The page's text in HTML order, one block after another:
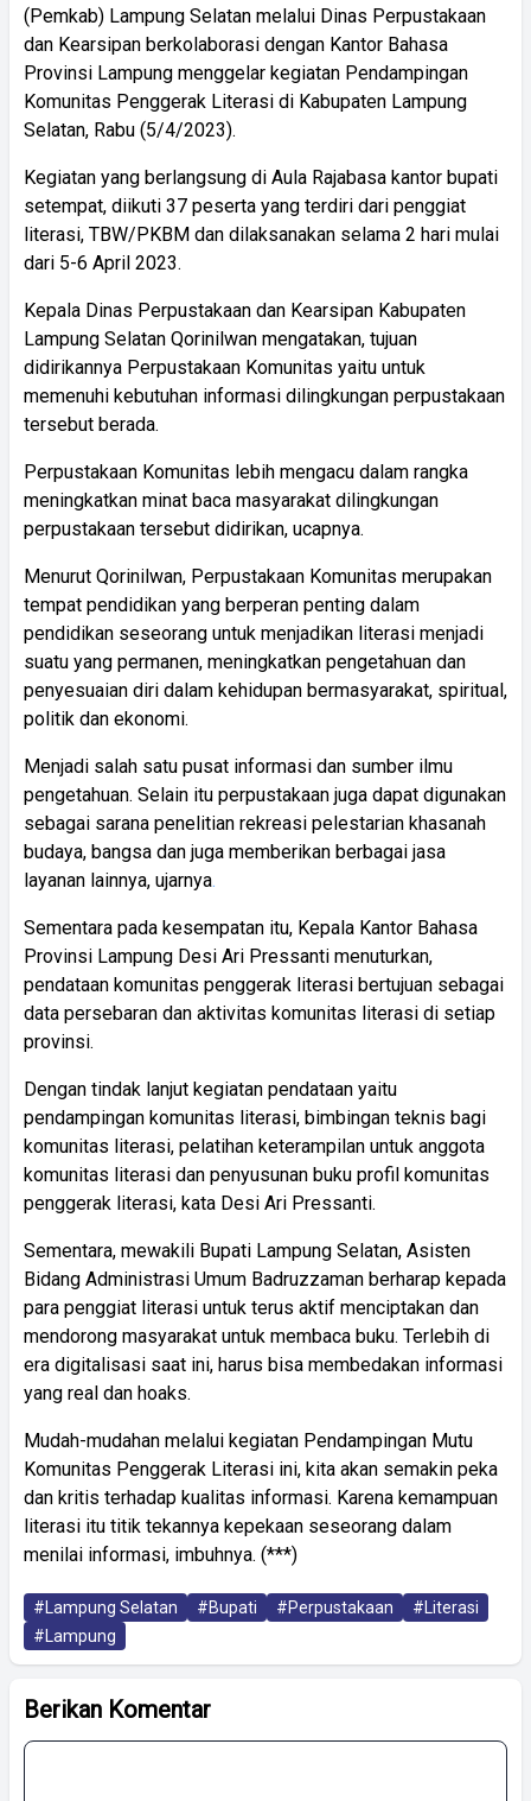
(Pemkab) Lampung Selatan melalui Dinas Perpustakaan
dan Kearsipan berkolaborasi dengan Kantor Bahasa
Provinsi Lampung menggelar kegiatan Pendampingan
Komunitas Penggerak Literasi di Kabupaten Lampung
Selatan, Rabu (5/4/2023).
Kegiatan yang berlangsung di Aula Rajabasa kantor bupati
setempat, diikuti 37 peserta yang terdiri dari penggiat
literasi, TBW/PKBM dan dilaksanakan selama 2 hari mulai
dari 5-6 April 2023.
Kepala Dinas Perpustakaan dan Kearsipan Kabupaten
Lampung Selatan Qorinilwan mengatakan, tujuan
didirikannya Perpustakaan Komunitas yaitu untuk
memenuhi kebutuhan informasi dilingkungan perpustakaan
tersebut berada.
Perpustakaan Komunitas lebih mengacu dalam rangka
meningkatkan minat baca masyarakat dilingkungan
perpustakaan tersebut didirikan, ucapnya.
Menurut Qorinilwan, Perpustakaan Komunitas merupakan
tempat pendidikan yang berperan penting dalam
pendidikan seseorang untuk menjadikan literasi menjadi
suatu yang permanen, meningkatkan pengetahuan dan
penyesuaian diri dalam kehidupan bermasyarakat, spiritual,
politik dan ekonomi.
Menjadi salah satu pusat informasi dan sumber ilmu
pengetahuan. Selain itu perpustakaan juga dapat digunakan
sebagai sarana penelitian rekreasi pelestarian khasanah
budaya, bangsa dan juga memberikan berbagai jasa
layanan lainnya, ujarnya
Sementara pada kesempatan itu, Kepala Kantor Bahasa
Provinsi Lampung Desi Ari Pressanti menuturkan,
pendataan komunitas penggerak literasi bertujuan sebagai
data persebaran dan aktivitas komunitas literasi di setiap
provinsi.
Dengan tindak lanjut kegiatan pendataan yaitu
pendampingan komunitas literasi, bimbingan teknis bagi
komunitas literasi, pelatihan keterampilan untuk anggota
komunitas literasi dan penyusunan buku profil komunitas
penggerak literasi, kata Desi Ari Pressanti.
Sementara, mewakili Bupati Lampung Selatan, Asisten
Bidang Administrasi Umum Badruzzaman berharap kepada
para penggiat literasi untuk terus aktif menciptakan dan
mendorong masyarakat untuk membaca buku. Terlebih di
era digitalisasi saat ini, harus bisa membedakan informasi
yang real dan hoaks.
Mudah-mudahan melalui kegiatan Pendampingan Mutu
Komunitas Penggerak Literasi ini, kita akan semakin peka
dan kritis terhadap kualitas informasi. Karena kemampuan
literasi itu titik tekannya kepekaan seseorang dalam
menilai informasi, imbuhnya. (***)
#Lampung Selatan #Bupati #Perpustakaan
#Literasi
#Lampung
Berikan Komentar